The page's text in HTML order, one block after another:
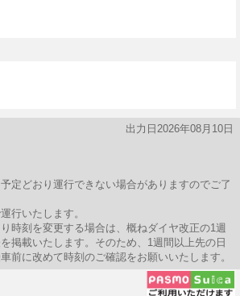
出力日2026年08月10日
どおり運行できない場合がありますのでご了
いたします。
時刻を変更する場合は、概ねダイヤ改正の1週
掲載いたします。そのため、1週間以上先の日
前に改めて時刻のご確認をお願いいたします。